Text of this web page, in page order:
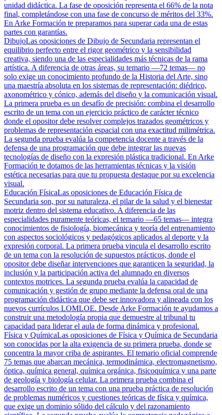
unidad didáctica. La fase de oposición representa el 66% de la nota
final, completándose con una fase de concurso de méritos del 33%.
En Arke Formación te preparamos para superar cada una de estas
partes con garantías.
DibujoLas oposiciones de Dibujo de Secundaria representan el
equilibrio perfecto entre el rigor geométrico y la sensibilidad
creativa, siendo una de las especialidades más técnicas de la rama
artística. A diferencia de otras áreas, su temario —72 temas— no
solo exige un conocimiento profundo de la Historia del Arte, sino
una maestría absoluta en los sistemas de representación: diédrico,
axonométrico y cónico, además del diseño y la comunicación visual.
La primera prueba es un desafío de precisión: combina el desarrollo
escrito de un tema con un ejercicio práctico de carácter técnico
donde el opositor debe resolver complejos trazados geométricos y
problemas de representación espacial con una exactitud milimétrica.
La segunda prueba evalúa la competencia docente a través de la
defensa de una programación que debe integrar las nuevas
tecnologías de diseño con la expresión plástica tradicional. En Arke
Formación te dotamos de las herramientas técnicas y la visión
estética necesarias para que tu propuesta destaque por su excelencia
visual.
Educación FísicaLas oposiciones de Educación Física de
Secundaria son, por su naturaleza, el pilar de la salud y el bienestar
motriz dentro del sistema educativo. A diferencia de las
especialidades puramente teóricas, el temario —65 temas— integra
conocimientos de fisiología, biomecánica y teoría del entrenamiento
con aspectos sociológicos y pedagógicos aplicados al deporte y la
expresión corporal. La primera prueba vincula el desarrollo escrito
de un tema con la resolución de supuestos prácticos, donde el
opositor debe diseñar intervenciones que garanticen la seguridad, la
inclusión y la participación activa del alumnado en diversos
contextos motrices. La segunda prueba evalúa la capacidad de
comunicación y gestión de grupo mediante la defensa oral de una
programación didáctica que debe ser innovadora y alineada con los
nuevos currículos LOMLOE. Desde Arke Formación te ayudamos a
construir una metodología propia que demuestre al tribunal tu
capacidad para liderar el aula de forma dinámica y profesional.
Física y QuímicaLas oposiciones de Física y Química de Secundaria
son conocidas por la alta exigencia de su primera prueba, donde se
concentra la mayor criba de aspirantes. El temario oficial comprende
75 temas que abarcan mecánica, termodinámica, electromagnetismo,
óptica, química general, química orgánica, fisicoquímica y una parte
de geología y biología celular. La primera prueba combina el
desarrollo escrito de un tema con una prueba práctica de resolución
de problemas numéricos y cuestiones teóricas de física y química,
que exige un dominio sólido del cálculo y del razonamiento